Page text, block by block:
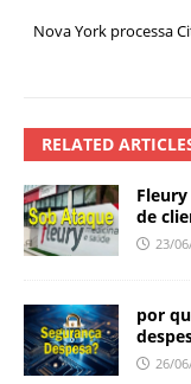
Nova York processa
RELATED
de
23/
por
26/